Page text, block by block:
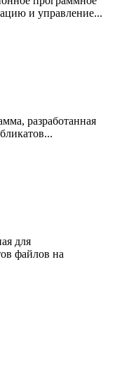
и управление...
разработанная
для
файлов на